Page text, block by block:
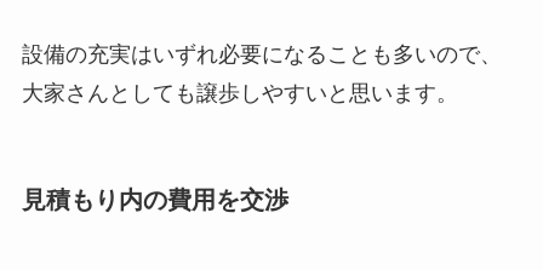
設備の充実はいずれ必要になることも多いので、
大家さんとしても譲歩しやすいと思います。
見積もり内の費用を交渉